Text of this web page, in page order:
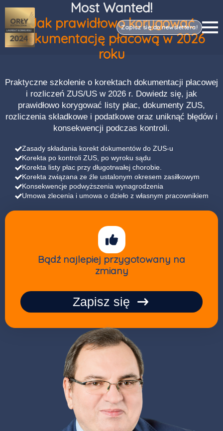
Zapisz się do newslettera!
Most Wanted!
Jak prawidłowo korygować
dokumentację płacową w 2026
roku
Praktyczne szkolenie o korektach dokumentacji płacowej
i rozliczeń ZUS/US w 2026 r. Dowiedz się, jak
prawidłowo korygować listy płac, dokumenty ZUS,
rozliczenia składkowe i podatkowe oraz uniknąć błędów i
konsekwencji podczas kontroli.
Zasady składania korekt dokumentów do ZUS-u
Korekta po kontroli ZUS, po wyroku sądu
Korekta listy płac przy długotrwałej chorobie.
Korekta związana ze źle ustalonym okresem zasiłkowym
Konsekwencje podwyższenia wynagrodzenia
Umowa zlecenia i umowa o dzieło z własnym pracownikiem
Bądź najlepiej przygotowany na
zmiany
Zapisz się